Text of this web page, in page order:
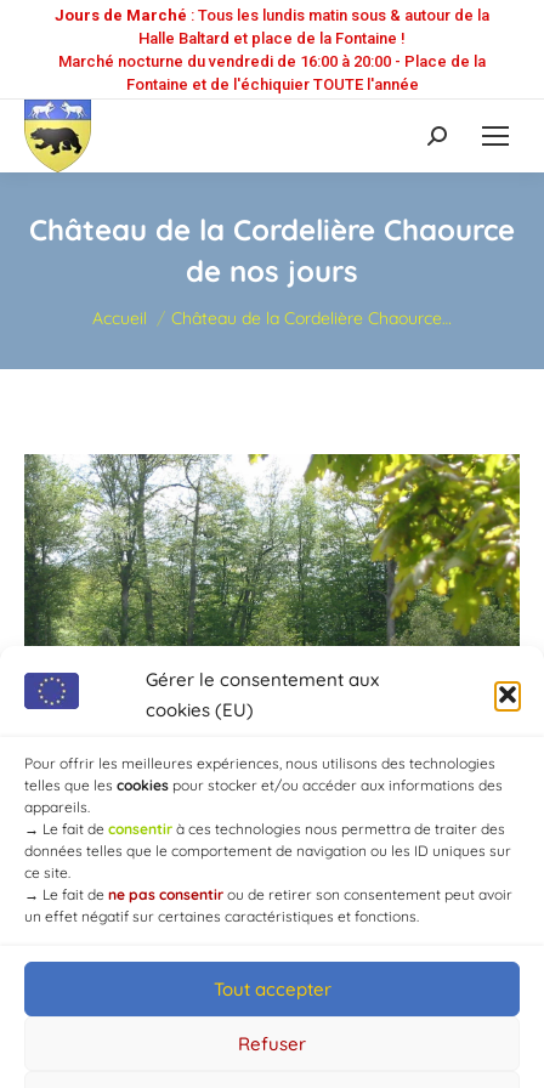
Gérer le consentement aux
cookies (EU)
Pour offrir les meilleures expériences, nous utilisons des technologies
telles que les cookies pour stocker et/ou accéder aux informations des
appareils.
→ Le fait de consentir à ces technologies nous permettra de traiter des
données telles que le comportement de navigation ou les ID uniques sur
ce site.
→ Le fait de ne pas consentir ou de retirer son consentement peut avoir
un effet négatif sur certaines caractéristiques et fonctions.
Tout accepter
Refuser
Jours de Marché : Tous les lundis matin sous & autour de la
Halle Baltard et place de la Fontaine !
Marché nocturne du vendredi de 16:00 à 20:00 - Place de la
Fontaine et de l'échiquier TOUTE l'année
Recherche
:
Château de la Cordelière Chaource
de nos jours
Vous êtes ici :
Accueil Château de la Cordelière Chaource…
© Mairie de Chaource [2004-2024] | Tous droits réservés.
Developed byWEB3-DESIGN